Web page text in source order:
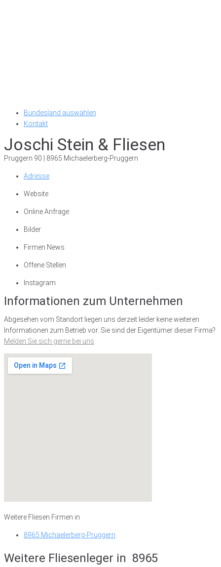
Bundesland auswählen
Kontakt
Joschi Stein & Fliesen
Pruggern 90 | 8965 Michaelerberg-Pruggern
Adresse
Website
Online Anfrage
Bilder
Firmen News
Offene Stellen
Instagram
Informationen zum Unternehmen
Abgesehen vom Standort liegen uns derzeit leider keine weiteren
Informationen zum Betrieb vor. Sie sind der Eigentümer dieser Firma?
Melden Sie sich gerne bei uns
Weitere Fliesen Firmen in
8965 Michaelerberg-Pruggern
Weitere Fliesenleger in 8965